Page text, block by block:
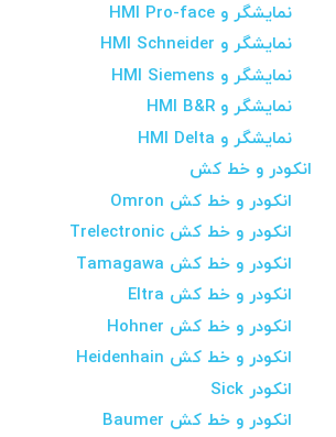
نمایشگر و HMI Pro-face
نمایشگر و HMI Schneider
نمایشگر و HMI Siemens
نمایشگر و HMI B&R
نمایشگر و HMI Delta
انکودر و خط کش
انکودر و خط کش Omron
انکودر و خط کش Trelectronic
انکودر و خط کش Tamagawa
انکودر و خط کش Eltra
انکودر و خط کش Hohner
انکودر و خط کش Heidenhain
انکودر Sick
انکودر و خط کش Baumer